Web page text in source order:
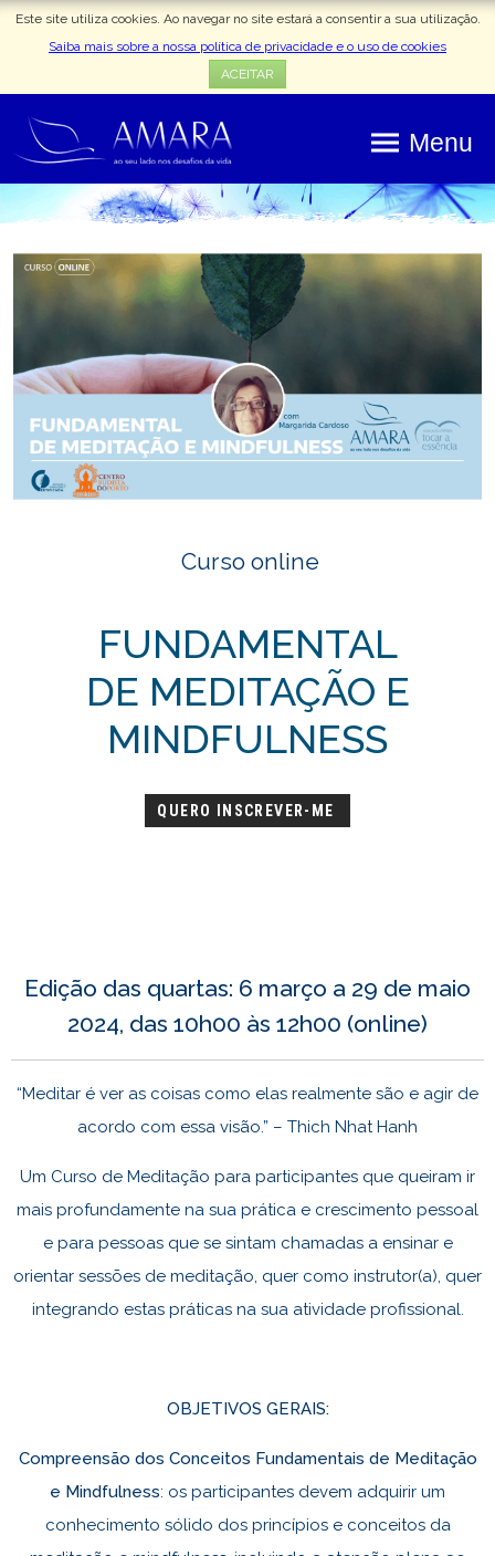
Este site utiliza cookies. Ao navegar no site estará a consentir a sua utilização.
Saiba mais sobre a nossa política de privacidade e o uso de cookies
ACEITAR
Menu
Curso online
FUNDAMENTAL
DE MEDITAÇÃO E
MINDFULNESS
QUERO INSCREVER-ME
Edição das quartas: 6 março a 29 de maio
2024, das 10h00 às 12h00 (online)
“Meditar é ver as coisas como elas realmente são e agir de
acordo com essa visão.” – Thich Nhat Hanh
Um Curso de Meditação para participantes que queiram ir
mais profundamente na sua prática e crescimento pessoal
e para pessoas que se sintam chamadas a ensinar e
orientar sessões de meditação, quer como instrutor(a), quer
integrando estas práticas na sua atividade profissional.
OBJETIVOS GERAIS:
Compreensão dos Conceitos Fundamentais de Meditação
e Mindfulness: os participantes devem adquirir um
conhecimento sólido dos princípios e conceitos da